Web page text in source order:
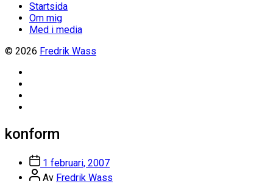
Startsida
Om mig
Med i media
© 2026 Fredrik Wass
konform
Inläggsdatum
1 februari, 2007
Inläggsförfattare
Av Fredrik Wass